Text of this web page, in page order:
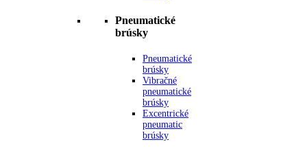
Pneumatické
brúsky
Pneumatické
brúsky
Vibračné
pneumatické
brúsky
Excentrické
pneumatic
brúsky